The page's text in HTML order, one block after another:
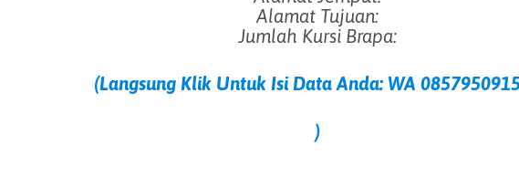
Alamat Tujuan:
Jumlah Kursi Brapa:
(Langsung Klik Untuk Isi Data Anda: WA
)